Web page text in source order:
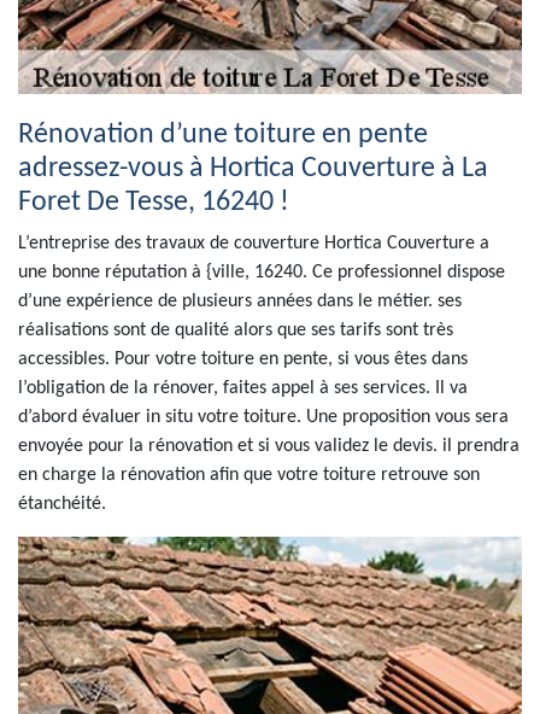
Rénovation d’une toiture en pente
adressez-vous à Hortica Couverture à La
Foret De Tesse, 16240 !
L’entreprise des travaux de couverture Hortica Couverture a
une bonne réputation à {ville, 16240. Ce professionnel dispose
d’une expérience de plusieurs années dans le métier. ses
réalisations sont de qualité alors que ses tarifs sont très
accessibles. Pour votre toiture en pente, si vous êtes dans
l’obligation de la rénover, faites appel à ses services. Il va
d’abord évaluer in situ votre toiture. Une proposition vous sera
envoyée pour la rénovation et si vous validez le devis. il prendra
en charge la rénovation afin que votre toiture retrouve son
étanchéité.